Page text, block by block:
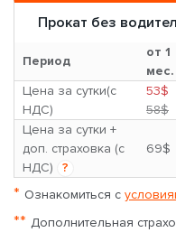
Прокат без
Период
от 1
мес.
Цена за сутки(с
НДС)
53$
58$
Цена за сутки +
доп. страховка (с
НДС)
?
69$
* Ознакомиться с
** Дополнительная